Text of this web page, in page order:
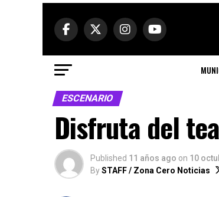
ESCENARIO
Disfruta del
Published 11 años ago on 10
BySTAFF / Zona Cero Noticias